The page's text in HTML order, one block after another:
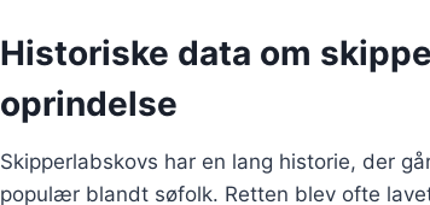
Historiske data om
oprindelse
Skipperlabskovs har en lang historie, der
populær blandt søfolk. Retten blev ofte